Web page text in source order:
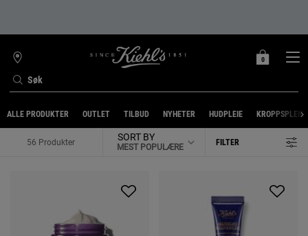
Søk
FINN
BUTIKK
MIN
0
0 PRODUKT
ALLE PRODUKTER OUTLET TILBUD NYHETER HUDPLEIE KROPPSPLEIE
56 Produkter SORT BY FILTER
FILTERMENY